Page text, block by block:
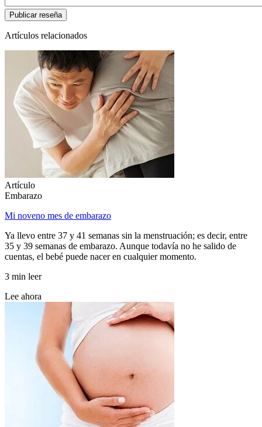
Artículos relacionados
Artículo
Embarazo
Mi noveno mes de embarazo
Ya llevo entre 37 y 41 semanas sin la menstruación; es decir, entre
35 y 39 semanas de embarazo. Aunque todavía no he salido de
cuentas, el bebé puede nacer en cualquier momento.
3 min leer
Lee ahora